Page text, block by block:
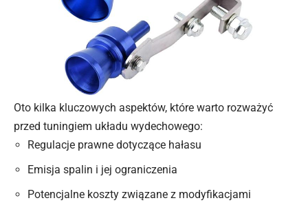
Oto kilka kluczowych aspektów, które warto rozważyć
przed tuningiem układu wydechowego:
Regulacje prawne dotyczące hałasu
Emisja spalin i jej ograniczenia
Potencjalne koszty związane z modyfikacjami